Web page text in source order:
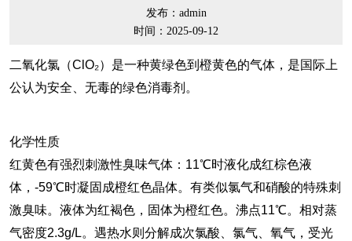
发布：admin
时间：2025-09-12
二氧化氯（ClO₂）是一种黄绿色到橙黄色的气体，是国际上
公认为安全、无毒的绿色消毒剂。
化学性质
红黄色有强烈刺激性臭味气体：11℃时液化成红棕色液
体，-59℃时凝固成橙红色晶体。有类似氯气和硝酸的特殊刺
激臭味。液体为红褐色，固体为橙红色。沸点11℃。相对蒸
气密度2.3g/L。遇热水则分解成次氯酸、氯气、氧气，受光